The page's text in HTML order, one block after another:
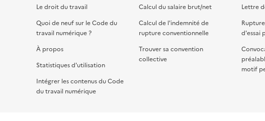
Le droit du travail
Quoi de neuf sur le Code du
travail numérique ?
À propos
Statistiques d'utilisation
Intégrer les contenus du Code
du travail numérique
Calcul du salaire brut/net
Calcul de l'indemnité de
rupture conventionnelle
Trouver sa convention
collective
Lettre
d'essai
motif